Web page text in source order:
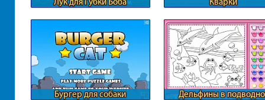
Бургер для собаки
Дельфины в